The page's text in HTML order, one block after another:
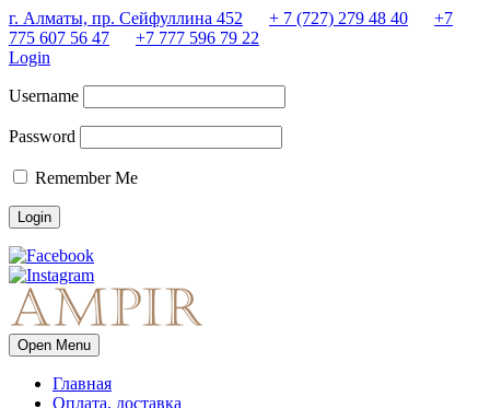
г. Алматы, пр. Сейфуллина 452 + 7 (727) 279 48 40
+7
775 607 56 47
+7 777 596 79 22
Login
Username
Password
Remember Me
Open Menu
Главная
Оплата, доставка